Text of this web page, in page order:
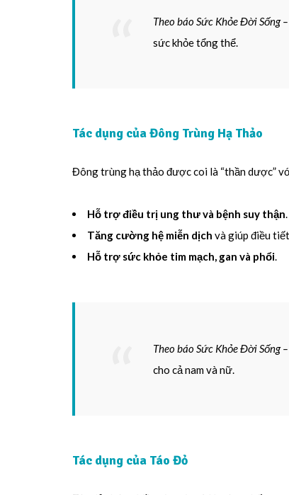
Theo báo Sức Khỏe Đời Sống
sức khỏe tổng thể.
Tác dụng của Đông Trùng Hạ Thảo
Đông trùng hạ thảo được coi là “thần dược”
Hỗ trợ điều trị ung thư và bệnh suy thận.
Tăng cường hệ miễn dịch và giúp điều
Hỗ trợ sức khỏe tim mạch, gan và phổi.
Theo báo Sức Khỏe Đời Sống
cho cả nam và nữ.
Tác dụng của Táo Đỏ